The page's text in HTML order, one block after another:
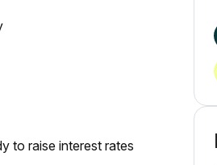
to raise interest rates